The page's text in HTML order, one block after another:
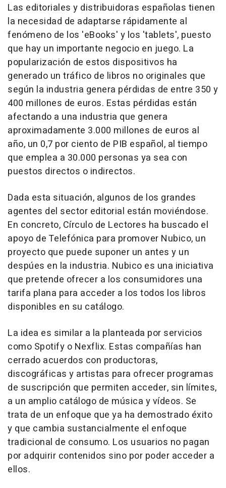
Las editoriales y distribuidoras españolas tienen
la necesidad de adaptarse rápidamente al
fenómeno de los 'eBooks' y los 'tablets', puesto
que hay un importante negocio en juego. La
popularización de estos dispositivos ha
generado un tráfico de libros no originales que
según la industria genera pérdidas de entre 350 y
400 millones de euros. Estas pérdidas están
afectando a una industria que genera
aproximadamente 3.000 millones de euros al
año, un 0,7 por ciento de PIB español, al tiempo
que emplea a 30.000 personas ya sea con
puestos directos o indirectos.
Dada esta situación, algunos de los grandes
agentes del sector editorial están moviéndose.
En concreto, Círculo de Lectores ha buscado el
apoyo de Telefónica para promover Nubico, un
proyecto que puede suponer un antes y un
despúes en la industria. Nubico es una iniciativa
que pretende ofrecer a los consumidores una
tarifa plana para acceder a los todos los libros
disponibles en su catálogo.
La idea es similar a la planteada por servicios
como Spotify o Nexflix. Estas compañías han
cerrado acuerdos con productoras,
discográficas y artistas para ofrecer programas
de suscripción que permiten acceder, sin límites,
a un amplio catálogo de música y vídeos. Se
trata de un enfoque que ya ha demostrado éxito
y que cambia sustancialmente el enfoque
tradicional de consumo. Los usuarios no pagan
por adquirir contenidos sino por poder acceder a
ellos.